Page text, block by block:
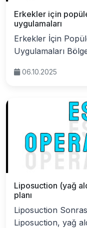
Erkekler için
uygulamaları
Erkekler İçin
Uygulamaları
06.10.2025
Liposuction (yağ
planı
Liposuction
Liposuction, yağ